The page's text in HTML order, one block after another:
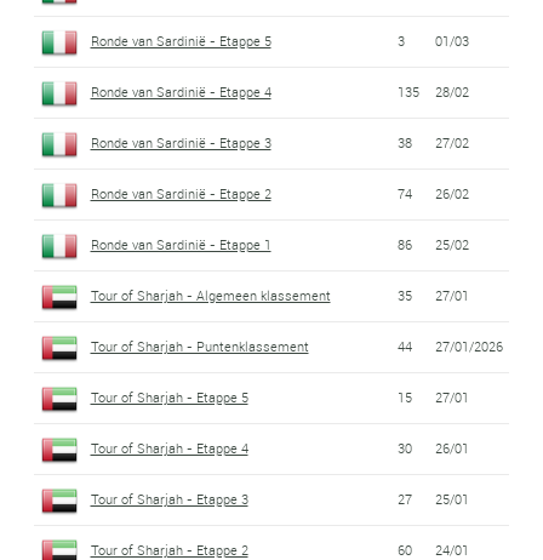
Ronde van Sardinië - Etappe 5 3 01/03
Ronde van Sardinië - Etappe 4 135 28/02
Ronde van Sardinië - Etappe 3 38 27/02
Ronde van Sardinië - Etappe 2 74 26/02
Ronde van Sardinië - Etappe 1 86 25/02
Tour of Sharjah - Algemeen klassement 35 27/01
Tour of Sharjah - Puntenklassement 44 27/01/2026
Tour of Sharjah - Etappe 5 15 27/01
Tour of Sharjah - Etappe 4 30 26/01
Tour of Sharjah - Etappe 3 27 25/01
Tour of Sharjah - Etappe 2 60 24/01